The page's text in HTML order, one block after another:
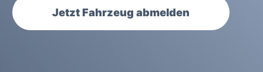
Jetzt Fahrzeug abmelden